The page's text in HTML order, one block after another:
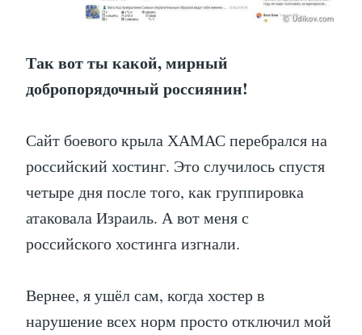
Так вот ты какой, мирный
добропорядочный россиянин!
Сайт боевого крыла ХАМАС перебрался на
российский хостинг. Это случилось спустя
четыре дня после того, как группировка
атаковала Израиль. А вот меня с
российского хостинга изгнали.
Вернее, я ушёл сам, когда хостер в
нарушение всех норм просто отключил мой